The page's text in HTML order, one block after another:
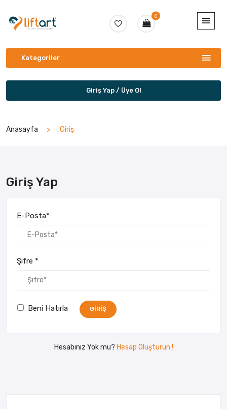
0
Kategoriler
Giriş Yap / Üye Ol
Anasayfa Giriş
Giriş Yap
E-Posta*
Şifre *
Beni Hatırla GIRIŞ
Hesabınız Yok mu? Hesap Oluşturun !